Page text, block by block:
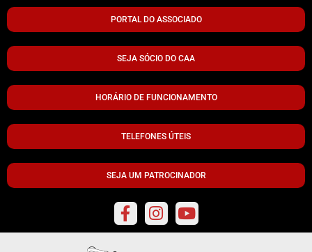
PORTAL DO ASSOCIADO
SEJA SÓCIO DO CAA
HORÁRIO DE FUNCIONAMENTO
TELEFONES ÚTEIS
SEJA UM PATROCINADOR